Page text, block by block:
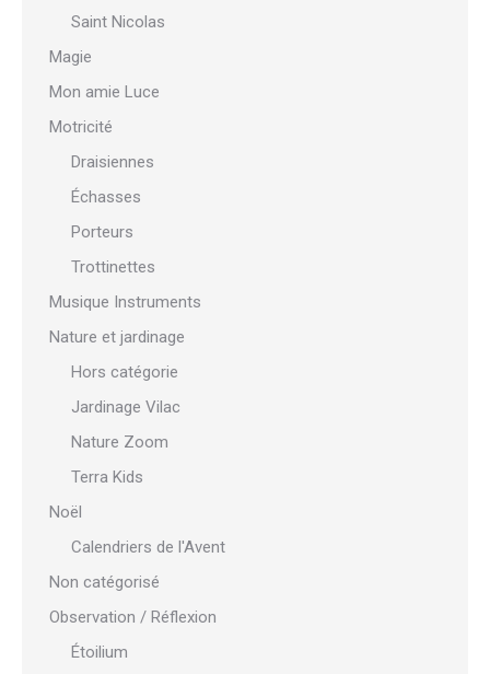
Saint Nicolas
Magie
Mon amie Luce
Motricité
Draisiennes
Échasses
Porteurs
Trottinettes
Musique Instruments
Nature et jardinage
Hors catégorie
Jardinage Vilac
Nature Zoom
Terra Kids
Noël
Calendriers de l'Avent
Non catégorisé
Observation / Réflexion
Étoilium